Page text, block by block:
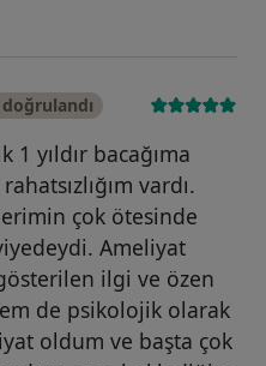
1 yıldır bacağıma
vardı.
çok ötesinde
Ameliyat
ilgi ve özen
de psikolojik olarak
oldum ve başta çok